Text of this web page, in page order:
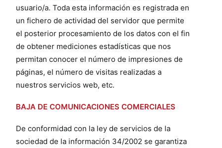
usuario/a. Toda esta información es registrada en
un fichero de actividad del servidor que permite
el posterior procesamiento de los datos con el fin
de obtener mediciones estadísticas que nos
permitan conocer el número de impresiones de
páginas, el número de visitas realizadas a
nuestros servicios web, etc.
BAJA DE COMUNICACIONES COMERCIALES
De conformidad con la ley de servicios de la
sociedad de la información 34/2002 se garantiza